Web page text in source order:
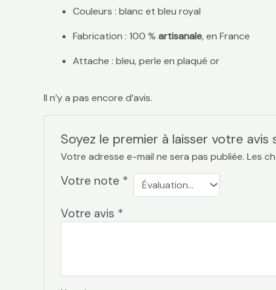
Couleurs : blanc et bleu royal
Fabrication : 100 % artisanale, en France
Attache : bleu, perle en plaqué or
Il n’y a pas encore d’avis.
Soyez le premier à laisser votre avis
Votre adresse e-mail ne sera pas publiée. Les
Votre note *
Votre avis *